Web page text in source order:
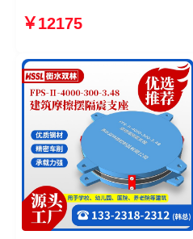
摆隔震支座FPSII-6000-400-
厂家
￥12175